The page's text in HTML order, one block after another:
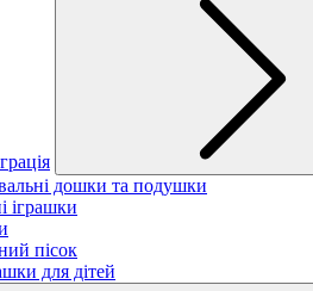
дошки та подушки
іграшки
пісок
для дітей